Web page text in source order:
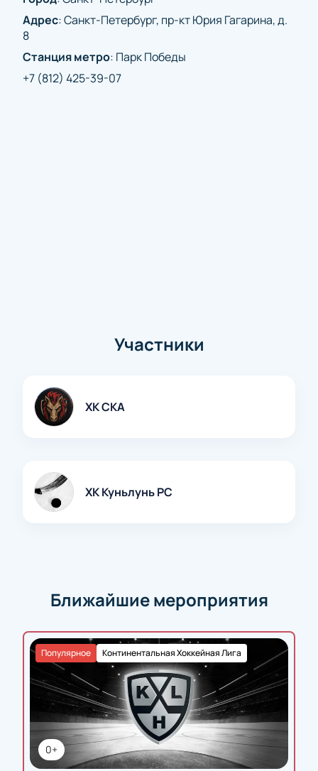
стадионе СКА Арена, где вы сможете насладиться
ошеломительной игрой и почувствовать
настоящую атмосферу хоккейных баталий.
Покупайте билеты уже сейчас и готовьтесь к
яркому спортивному событию!
Адрес:Санкт-Петербург, пр-кт Юрия Гагарина, д.
8
Станция метро: Парк Победы
+7 (812) 425-39-07
Участники
ХК СКА
ХК Куньлунь РС
Ближайшие мероприятия
0+
Континентальная Хоккейная Лига
Популярное